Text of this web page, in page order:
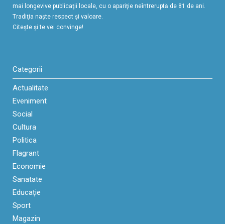
mai longevive publicaţii locale, cu o apariţie neîntreruptă de 81 de ani.
Tradiţia naşte respect şi valoare.
Citeşte şi te vei convinge!
Categorii
Actualitate
Eveniment
Social
Cultura
Politica
Flagrant
Economie
Sanatate
Educaţie
Sport
Magazin